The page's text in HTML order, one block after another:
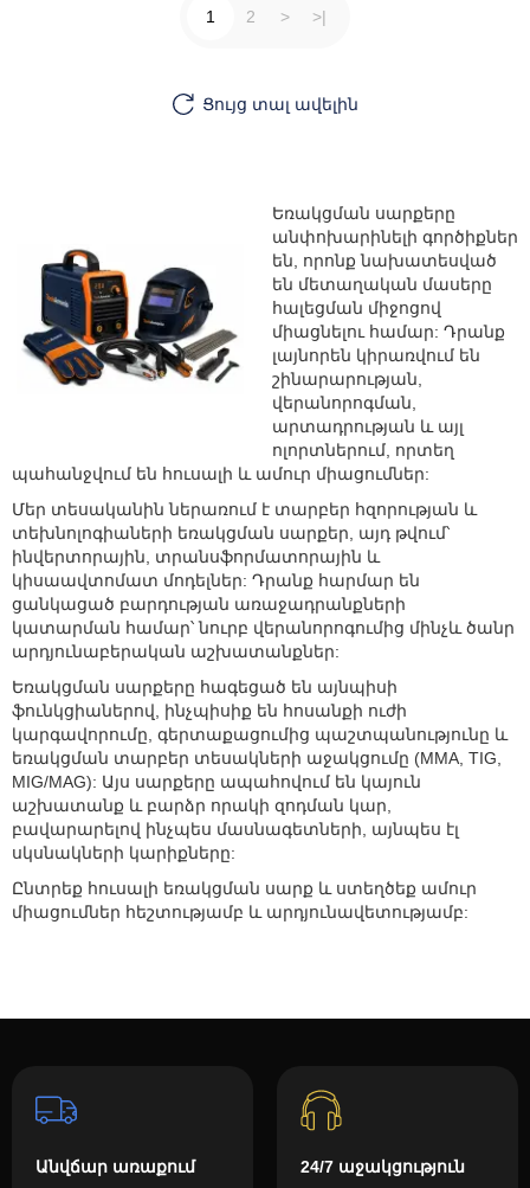
Ցույց տալ ավելին
1 2 > >|
Եռակցման սարքերը
անփոխարինելի գործիքներ
են, որոնք նախատեսված
են մետաղական մասերը
հալեցման միջոցով
միացնելու համար: Դրանք
լայնորեն կիրառվում են
շինարարության,
վերանորոգման,
արտադրության և այլ
ոլորտներում, որտեղ
պահանջվում են հուսալի և ամուր միացումներ:
Մեր տեսականին ներառում է տարբեր հզորության և
տեխնոլոգիաների եռակցման սարքեր, այդ թվում՝
ինվերտորային, տրանսֆորմատորային և
կիսաավտոմատ մոդելներ: Դրանք հարմար են
ցանկացած բարդության առաջադրանքների
կատարման համար՝ նուրբ վերանորոգումից մինչև ծանր
արդյունաբերական աշխատանքներ:
Եռակցման սարքերը հագեցած են այնպիսի
ֆունկցիաներով, ինչպիսիք են հոսանքի ուժի
կարգավորումը, գերտաքացումից պաշտպանությունը և
եռակցման տարբեր տեսակների աջակցումը (MMA, TIG,
MIG/MAG): Այս սարքերը ապահովում են կայուն
աշխատանք և բարձր որակի զոդման կար,
բավարարելով ինչպես մասնագետների, այնպես էլ
սկսնակների կարիքները:
Ընտրեք հուսալի եռակցման սարք և ստեղծեք ամուր
միացումներ հեշտությամբ և արդյունավետությամբ:
Անվճար առաքում 24/7 աջակցություն